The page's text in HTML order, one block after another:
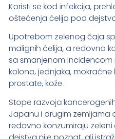
Koristi se kod infekcija,
oštećenja ćelija pod
Upotrebom zelenog čaja
malignih ćelija, a redovno
sa smanjenom incidencom
kolona, jednjaka,
prostate, kože.
Stope razvoja
Japanu i drugim zemljama
redovno konzumiraju